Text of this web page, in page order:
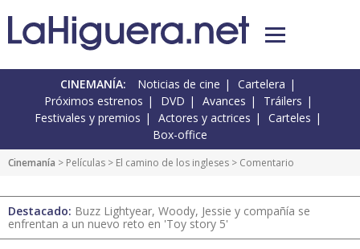
CINEMANÍA: Noticias de cine
Cartelera
Próximos estrenos
DVD Avances
Tráilers
Festivales y premios
Actores y actrices
Carteles
Box-office
Cinemanía > Películas > El camino de los ingleses > Comentario
Destacado: Buzz Lightyear, Woody, Jessie y compañía se
enfrentan a un nuevo reto en 'Toy story 5'